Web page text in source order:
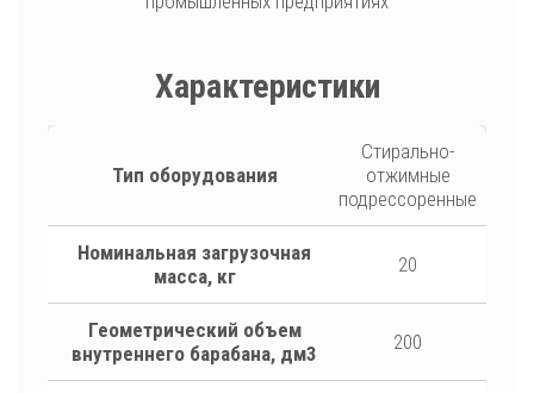
Характеристики
Тип оборудования
Стирально-
отжимные
подрессоренные
Номинальная загрузочная
масса, кг
20
Геометрический объем
внутреннего барабана, дм3
200